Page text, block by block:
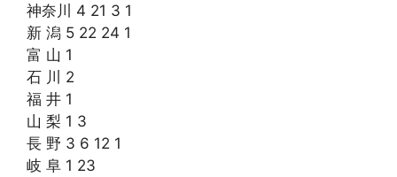
神奈川 4 21 3 1
新 潟 5 22 24 1
富 山 1
石 川 2
福 井 1
山 梨 1 3
長 野 3 6 12 1
岐 阜 1 23